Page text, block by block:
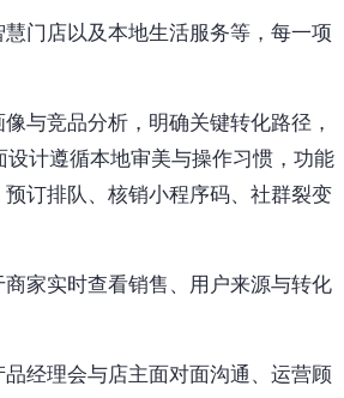
门店以及本地生活服务等，每一项
与竞品分析，明确关键转化路径，
计遵循本地审美与操作习惯，功能
订排队、核销小程序码、社群裂变
家实时查看销售、用户来源与转化
经理会与店主面对面沟通、运营顾